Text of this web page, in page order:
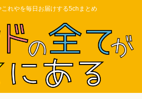
れやを毎日お届けする5chまとめ